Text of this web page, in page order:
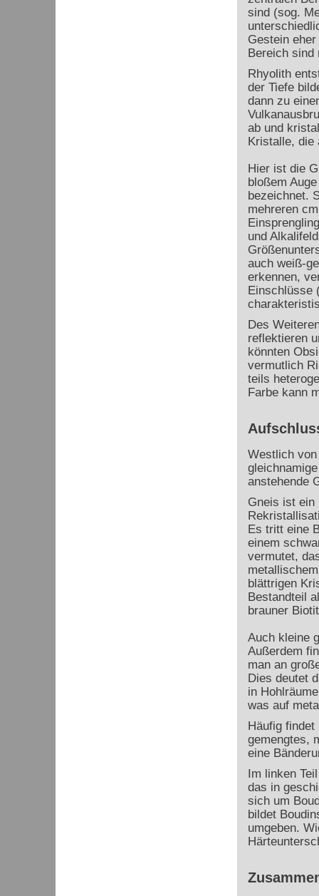
sind (sog.
Gestein
Bereich sind
Rhyolith
der Tiefe
dann zu
ab und
Kristalle, die
Hier ist die
bloßem
bezeichnet.
mehreren
und
auch weiß-
erkennen,
Einschlüsse
Des
reflektieren
könnten
vermutlich
teils
Farbe kann
Westlich
anstehende
Gneis ist ein
Es tritt eine
einem
vermutet,
blättrigen
Bestandteil
brauner
Auch kleine
Außerdem
man an
Dies deutet
in
was auf
Häufig
gemengtes,
eine
Im linken
das in
sich um
bildet
umgeben.